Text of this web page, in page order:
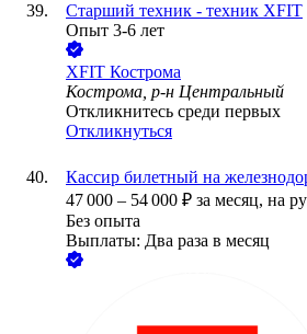
Старший техник - техник XFIT
Опыт 3-6 лет
XFIT Кострома
Кострома, р-н Центральный
Откликнитесь среди первых
Откликнуться
Кассир билетный на
47 000 – 54 000 ₽ за месяц, на
Без опыта
Выплаты: Два раза в месяц